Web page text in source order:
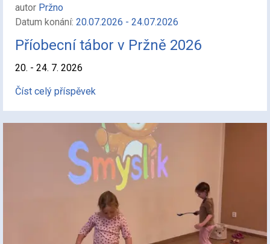
autor Pržno
Datum konání: 20.07.2026 - 24.07.2026
Příobecní tábor v Pržně 2026
20. - 24. 7. 2026
Číst celý příspěvek